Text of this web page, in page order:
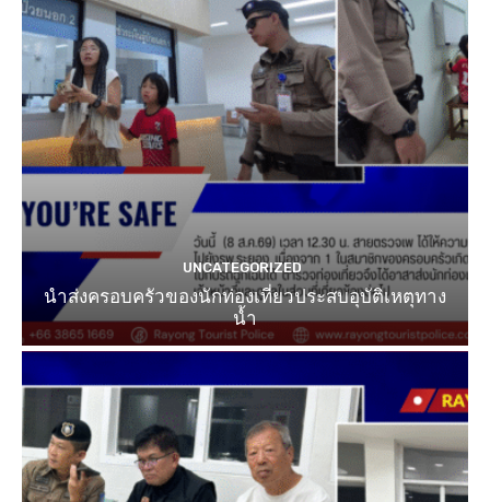
UNCATEGORIZED
นำส่งครอบครัวของนักท่องเที่ยวประสบอุบัติเหตุทาง
น้ำ